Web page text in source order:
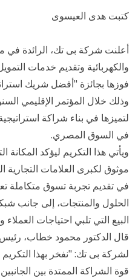
كتبت هدى العيسوى
أعلنت شركة بى تك، الرائدة في
والكهربائية وتقديم خدمات
لتميزها في بناء شراكة
في السوق المصري.
ويأتي هذا التكريم ليؤكد
موثوق لكبرى العلامات التجارية
في تقديم تجربة تسوق متكاملة
الحلول والمنتجات، إلى جانب
البيع التي تلبي احتياجات
قال الدكتور محمود خطاب،
قوة الشراكة الممتدة بين